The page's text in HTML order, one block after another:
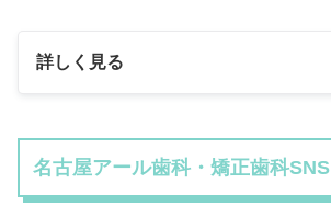
詳しく見る
名古屋アール歯科・矯正歯科SNS